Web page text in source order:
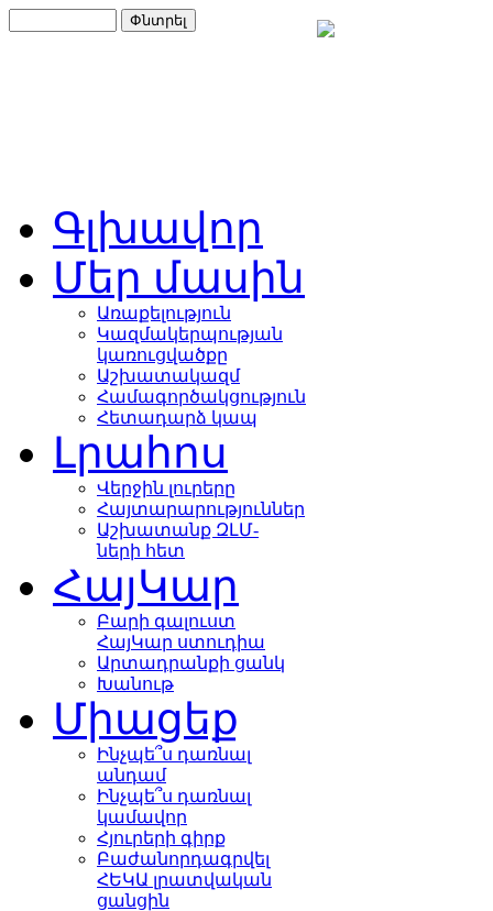
Գլխավոր
Մեր մասին
Առաքելություն
Կազմակերպության
կառուցվածքը
Աշխատակազմ
Համագործակցություն
Հետադարձ կապ
Լրահոս
Վերջին լուրերը
Հայտարարություններ
Աշխատանք ԶԼՄ-
ների հետ
ՀայԿար
Բարի գալուստ
ՀայԿար ստուդիա
Արտադրանքի ցանկ
Խանութ
Միացեք
Ինչպե՞ս դառնալ
անդամ
Ինչպե՞ս դառնալ
կամավոր
Հյուրերի գիրք
Բաժանորդագրվել
ՀԵԿԱ լրատվական
ցանցին